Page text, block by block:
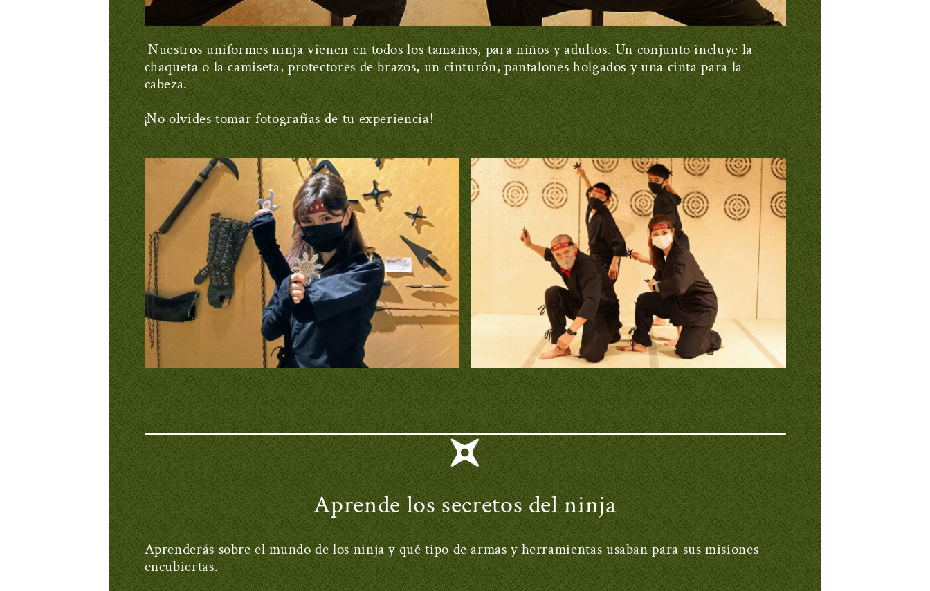
Nuestros uniformes ninja vienen en todos los tamaños, para niños y adultos. Un conjunto incluye la
chaqueta o la camiseta, protectores de brazos, un cinturón, pantalones holgados y una cinta para la
cabeza.
¡No olvides tomar fotografías de tu experiencia!
Aprende los secretos del ninja
Aprenderás sobre el mundo de los ninja y qué tipo de armas y herramientas usaban para sus misiones
encubiertas.